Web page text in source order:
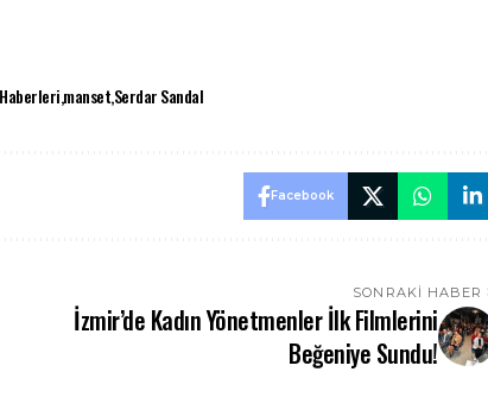
mansetSerdar Sandal
Facebook
SONRAKI HABER
İzmir’de Kadın Yönetmenler İlk Filmlerini
Beğeniye Sundu!